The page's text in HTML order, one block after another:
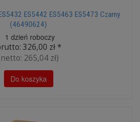
ES5442 ES5463 ES5473 Czarny
(46490624)
1 dzień roboczy
326,00 zł*
265,04 zł)
Do koszyka